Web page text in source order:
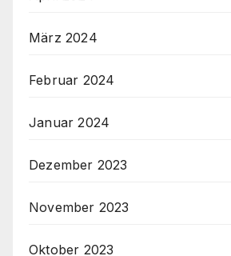
März 2024
Februar 2024
Januar 2024
Dezember 2023
November 2023
Oktober 2023